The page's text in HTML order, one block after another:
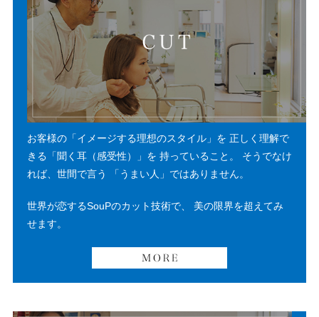
お客様の「イメージする理想のスタイル」を 正しく理解で
きる「聞く耳（感受性）」を 持っていること。
そうでなけ
れば、世間で言う
「うまい人」ではありません。
世界が恋するSouPのカット技術で、
美の限界を超えてみ
せます。